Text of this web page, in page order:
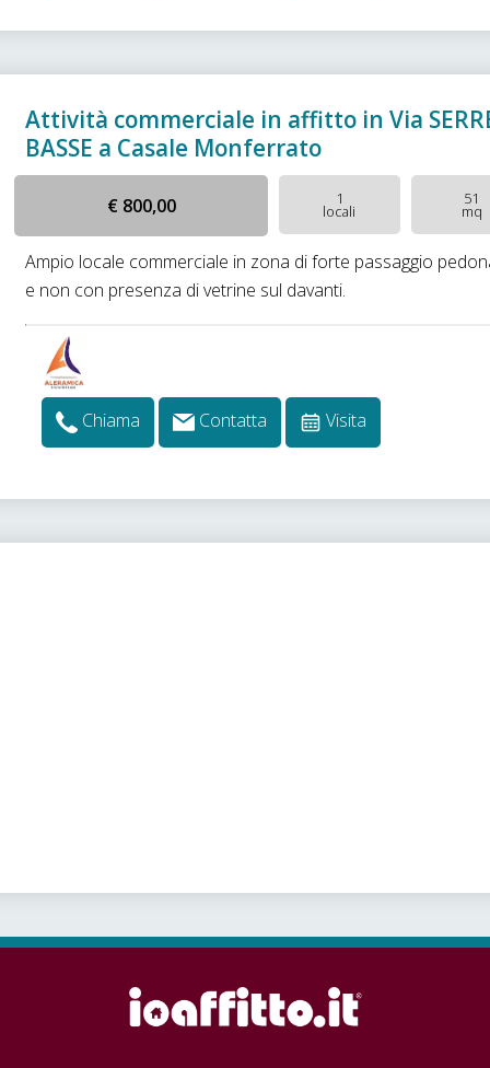
Attività commerciale in affitto in Via
BASSE a Casale Monferrato
€ 800,00 1
locali
51
mq
Ampio locale commerciale in zona di forte passaggio
e non con presenza di vetrine sul davanti.
Chiama Contatta Visita